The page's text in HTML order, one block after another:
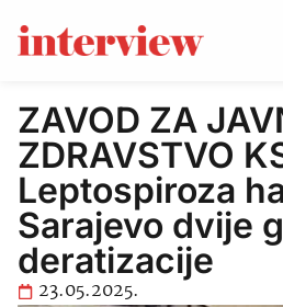
ZAVOD ZA
ZDRAVSTVO
Leptospiroza
Sarajevo dvije
deratizacije
23.05.2025.